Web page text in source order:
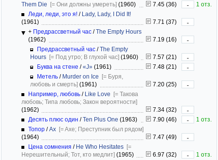
Them Die [= Они должны умереть] (1960) 7.45 (36) -
1 отз.
Леди, леди, это я! / Lady, Lady, I Did It!
(1961)
7.71 (37)
-
+ Предрассветный час /The Empty Hours
(1962)
7.19 (16)
-
Предрассветный час /The Empty
Hours [= Под утро; В глухой час] (1960) 7.57 (21)
-
Буква на стене /«J» (1961) 7.48 (21)
-
Метель / Murder on Ice [= Буря,
любовь и смерть] (1961) 7.20 (25)
-
Например, любовь / Like Love [= Такова
любовь; Типа любовь; Закон вероятности]
(1962)
7.34 (32)
-
Десять плюс один /Ten Plus One (1963) 7.90 (46) -
1 отз.
Топор /Ax [= Axe; Преступник был рядом]
(1964)
7.47 (49)
-
Цена сомнения / He Who Hesitates [=
Нерешительный; Тот, кто медлит] (1965) 6.97 (32) -
1 отз.